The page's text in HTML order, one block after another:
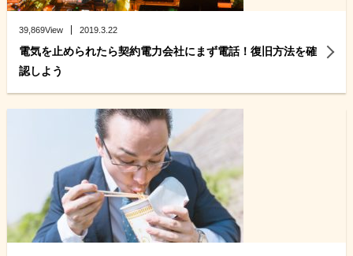
39,869View 2019.3.22
電気を止められたら契約電力会社にまず電話！復旧方法を確
認しよう